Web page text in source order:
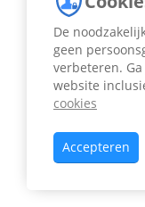
De
geen
verbeteren.
website
cookies
Accepteren